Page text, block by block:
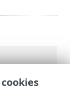
>개념